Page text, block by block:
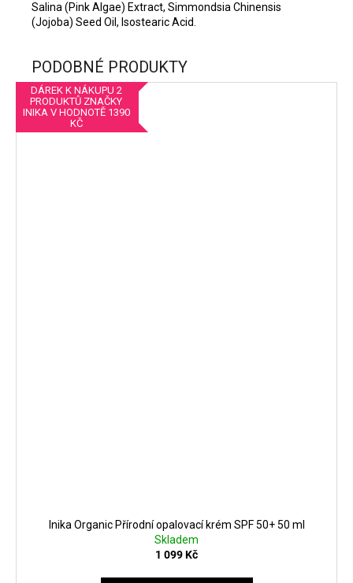
Salina (Pink Algae) Extract, Simmondsia Chinensis
(Jojoba) Seed Oil, Isostearic Acid.
PODOBNÉ PRODUKTY
DÁREK K NÁKUPU 2
PRODUKTŮ ZNAČKY
INIKA V HODNOTĚ 1390
KČ
Inika Organic Přírodní opalovací krém SPF 50+ 50 ml
Skladem
1 099 Kč